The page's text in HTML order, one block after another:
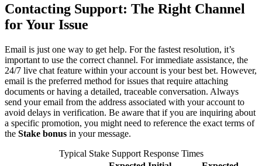
Contacting Support: The Right Channel
for Your Issue
Email is just one way to get help. For the fastest resolution, it’s
important to use the correct channel. For immediate assistance, the
24/7 live chat feature within your account is your best bet. However,
email is the preferred method for issues that require attaching
documents or having a detailed, traceable conversation. Always
send your email from the address associated with your account to
avoid delays in verification. Be aware that if you are inquiring about
a specific promotion, you might need to reference the exact terms of
the Stake bonus in your message.
Typical Stake Support Response Times